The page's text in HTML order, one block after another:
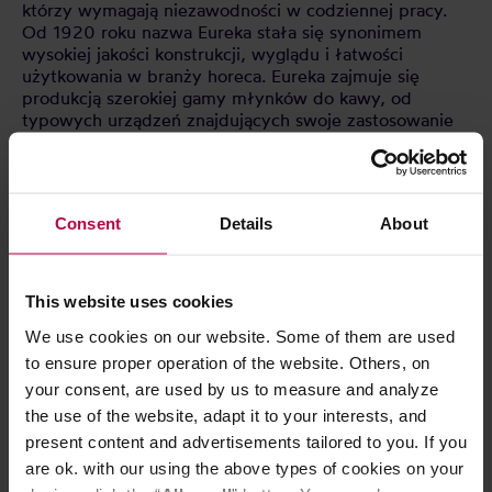
Consent Details About
This website uses cookies
We use cookies on our website. Some of them are used
to ensure proper operation of the website. Others, on
your consent, are used by us to measure and analyze
the use of the website, adapt it to your interests, and
present content and advertisements tailored to you. If you
are ok. with our using the above types of cookies on your
którzy wymagają niezawodności w codziennej pracy.
Od 1920 roku nazwa Eureka stała się synonimem
wysokiej jakości konstrukcji, wyglądu i łatwości
użytkowania w branży horeca. Eureka zajmuje się
produkcją szerokiej gamy młynków do kawy, od
typowych urządzeń znajdujących swoje zastosowanie
znajdujące swoje zastosowanie w małych punktach
skonstruowany według najwyższych standardów pod
względem wytrzymałości i wydajności. Młynki tej
związanych z mieleniem kawy.
CECHY
OCENY